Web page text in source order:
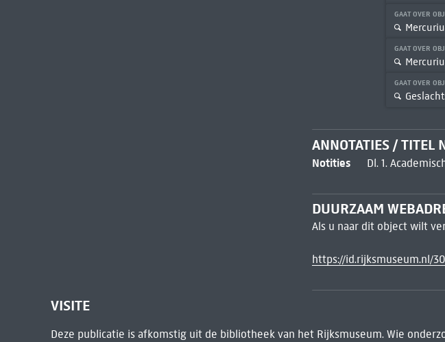
GAAT OVER
GAAT OVER
GAAT OVER
ANNOTATIES / TITEL
Notities Dl. 1.
DUURZAAM
Als u naar dit object wilt
https://id.rijksmuseum.nl/
VISITE
Deze publicatie is afkomstig uit de bibliotheek van het Rijksmuseum. Wie